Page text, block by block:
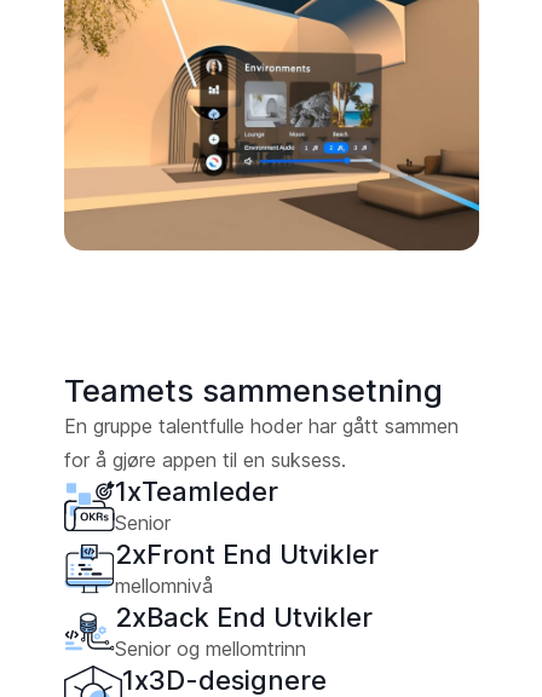
Teamets sammensetning
En gruppe talentfulle hoder har gått sammen
for å gjøre appen til en suksess.
1xTeamleder
Senior
2xFront End Utvikler
mellomnivå
2xBack End Utvikler
Senior og mellomtrinn
1x3D-designere